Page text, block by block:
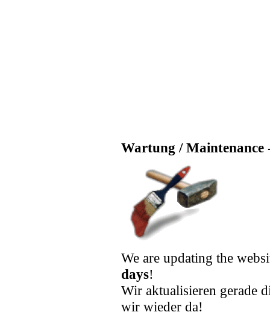
Wartung / Maintenance
We are updating the
days!
Wir aktualisieren gerade
wir wieder da!